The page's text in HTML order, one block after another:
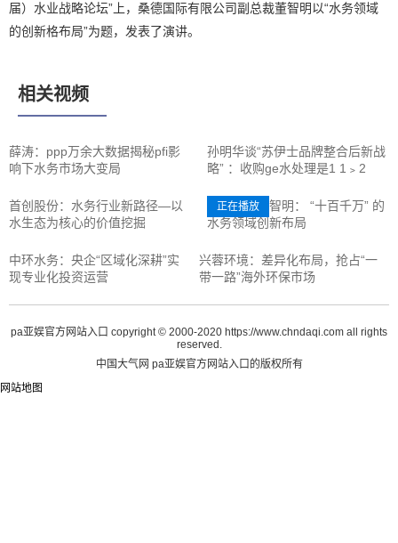
届）水业战略论坛”上，桑德国际有限公司副总裁董智明以“水务领域
的创新格布局”为题，发表了演讲。
相关视频
薛涛：ppp万余大数据揭秘pfi影
响下水务市场大变局
孙明华谈“苏伊士品牌整合后新战
略” ：收购ge水处理是1 1﹥2
首创股份：水务行业新路径—以
水生态为核心的价值挖掘
桑德国际董智明： “十百千万” 的
水务领域创新布局
正在播放
中环水务：央企“区域化深耕”实
现专业化投资运营
兴蓉环境：差异化布局，抢占“一
带一路”海外环保市场
pa亚娱官方网站入口 copyright © 2000-2020 https://www.chndaqi.com all rights
reserved.
中国大气网 pa亚娱官方网站入口的版权所有
网站地图